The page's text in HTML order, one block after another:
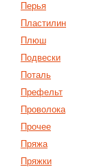
Перья
Пластилин
Плюш
Подвески
Поталь
Префельт
Проволока
Прочее
Пряжа
Пряжки